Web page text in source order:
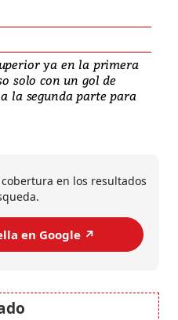
ya en la primera
solo con un gol de
la segunda parte para
en los resultados
en Google ↗️